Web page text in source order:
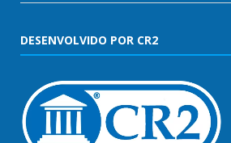
DESENVOLVIDO POR CR2